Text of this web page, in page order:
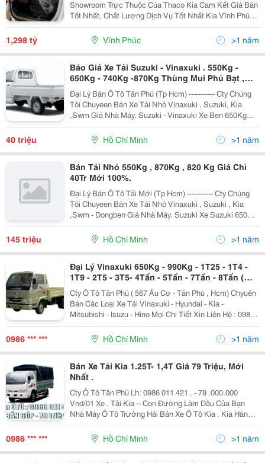
Showroom Trực Thuộc Của Thaco Kia Cam Kết Giá Bán
Tốt Nhất, Chất Lượng Dịch Vụ Tốt Nhất Kia Vĩnh Phúc -
X In Trân Trọng Gửi Đến Lời Chào Và Hân Hạnh Được
Giới Thiệu Tới Quý Vị Mẫu Xe Grand Sed
1,298 tỷ Vĩnh Phúc >1 năm
Báo Giá Xe Tải Suzuki - Vinaxuki . 550Kg -
650Kg - 740Kg -870Kg Thùng Mui Phủ Bạt ,
Mui Kín , Đông Lạnh ...Mới 2012 .
Đại Lý Bán Ô Tô Tân Phú (Tp Hcm) ----------- Cty Chúng
Tôi Chuyeen Bán Xe Tải Nhỏ Vinaxuki , Suzuki, Kia
,Swm Giá Nhà Máy. Suzuki - Vinaxuki Xe Ben 650Kg
Kích Thước Thùng : 1M95 X 1M41 X 410 Mm . Xe Tai
650Kg Giá Chỉ 40 Triệu Trả Gó
40 triệu Hồ Chí Minh >1 năm
Bán Tải Nhỏ 550Kg , 870Kg , 820 Kg Giá Chỉ
40Tr Mới 100%.
Đại Lý Bán Ô Tô Tải Mới (Tp Hcm) ----------- Cty Chúng
Tôi Chuyeen Bán Xe Tải Nhỏ Vinaxuki , Suzuki , Kia
,Swm - Dongben Giá Nhà Máy. Suzuki Xe Suzuki 650Kg
Kích Thước Thùng : 1M95 X 1M41 X 410 Mm . Xe Tai
Vinaxuki 650Kg Giá 4
145 triệu Hồ Chí Minh >1 năm
Đại Lý Vinaxuki 650Kg - 990Kg - 1T25 - 1T4 -
1T9 - 2T5 - 3T5- 4Tấn - 5Tấn - 7Tấn - 8Tấn (
Bán Trả Góp)
Cty Ô Tô Tân Phú ( 567 Âu Cơ - Tân Phú , Hcm) Chyuên
Bán Các Loại Xe Tải Vinaxuki - Hyundai - Kia -
Mitsubishi - Isuzu - Hino Mọi Chi Tiết Xin Liên Hệ : 0986
011 4 21 A Chính ( Tư Vấn ). --≫ Bán Trả Góp Hỗ Trợ Vay
Tới 70% -≫ Thời
0986 *** *** Hồ Chí Minh >1 năm
Bán Xe Tải Kia 1.25T- 1,4T Giá 79 Triệu, Mới
Nhất .
Cty Ô Tô Tân Phú Lh: 0986 011 421 . - 79 .000.000
Vnd/01 Xe . Tải Kia -- Con Đường Làm Dầu Của Bạn
Nhà Máy Ô Tô Trường Hải Bán Xe Ô Tô Kia . Kia Hàn
Quốc ****** 1. Kia T Ải Trọng K2700 Ii - 1.250 Kg + Thùng
D Xr X C ( 3M130 X 1M650 X 1M69
0986 *** *** Hồ Chí Minh >1 năm